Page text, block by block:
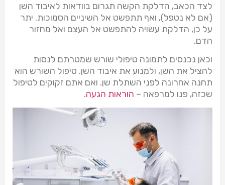
לצד הכאב, הדלקת הקשה תגרום בוודאות לאיבוד השן
(אם לא נטפל), ואף תתפשט אל השיניים הסמוכות. יתר
על כן, הדלקת עשויה להתפשט אל העצם ואל מחזור
הדם.
וכאן נכנסים לתמונה טיפולי שורש שמטרתם לנסות
להציל את השן, ולמנוע את איבוד השן. טיפול השורש הוא
תחנה אחרונה לפני השתלת שן. ואם אתם זקוקים לטיפול
שכזה, פנו למרפאה – הוראות הגעה.